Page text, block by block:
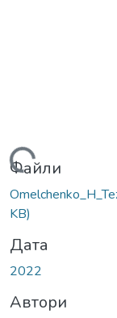
Вантажиться...
Файли
KB)
Дата
2022
Автори